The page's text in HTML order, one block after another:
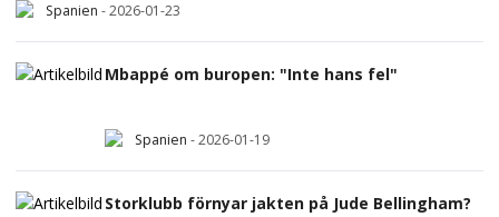
Spanien -2026-01-23
Mbappé om buropen: "Inte hans fel"
Spanien -2026-01-19
Storklubb förnyar jakten på Jude Bellingham?